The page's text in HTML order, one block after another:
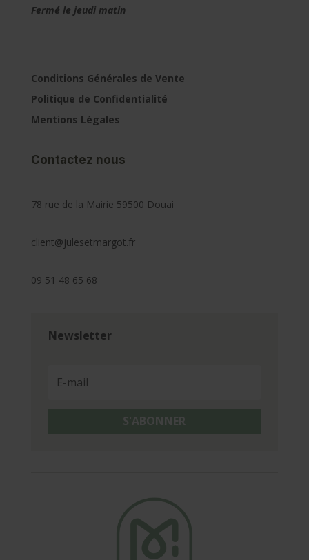
Fermé le jeudi matin
Conditions Générales de Vente
Politique de Confidentialité
Mentions Légales
Contactez nous
78 rue de la Mairie 59500 Douai
client@julesetmargot.fr
09 51 48 65 68
Newsletter
S'ABONNER